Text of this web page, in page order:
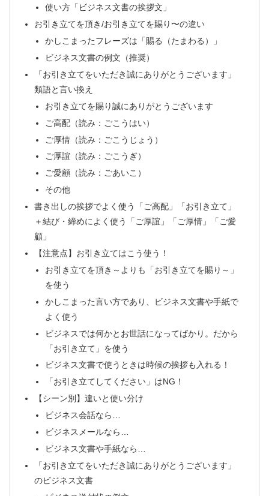
使い方「ビジネス文書の挨拶文」
お引き立てを頂き/お引き立てを賜り〜の違い
かしこまったフレーズは「賜る（たまわる）」
ビジネス文書の例文（推奨）
「お引き立てをいただき誠にありがとうございます」
類語と言い換え
お引き立てを賜り誠にありがとうございます
ご高配（読み：ごこうはい）
ご厚情（読み：ごこうじょう）
ご厚誼（読み：ごこうぎ）
ご愛顧（読み：ごあいこ）
その他
書き出しの挨拶でよく使う「ご高配」「お引き立て」
＋結び・締めによく使う「ご厚誼」「ご厚情」「ご愛
顧」
【注意点】お引き立てはこう使う！
お引き立てを頂き～よりも「お引き立てを賜り～」
を使う
かしこまった言い方であり、ビジネス文書や手紙で
よく使う
ビジネスでは何かとお世話になってばかり。だから
「お引き立て」を使う
ビジネス文書で使うときは時候の挨拶も入れる！
「お引き立てしてください」はNG！
【シーン別】違いと使い分け
ビジネス会話なら…
ビジネスメールなら…
ビジネス文書や手紙なら…
「お引き立てをいただき誠にありがとうございます」
のビジネス文書